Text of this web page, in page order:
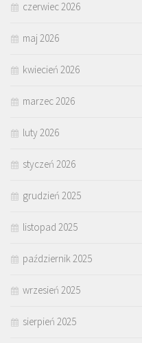
czerwiec 2026
maj 2026
kwiecień 2026
marzec 2026
luty 2026
styczeń 2026
grudzień 2025
listopad 2025
październik 2025
wrzesień 2025
sierpień 2025